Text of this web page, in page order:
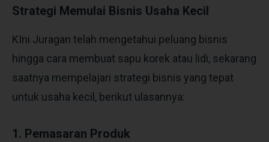
Strategi Memulai Bisnis Usaha Kecil
KIni Juragan telah mengetahui peluang bisnis
hingga cara membuat sapu korek atau lidi, sekarang
saatnya mempelajari strategi bisnis yang tepat
untuk usaha kecil, berikut ulasannya:
1. Pemasaran Produk